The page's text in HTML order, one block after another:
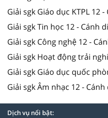
Giải sgk Giáo dục KTPL 12
Giải sgk Tin học 12 - Cánh
Giải sgk Công nghệ 12 -
Giải sgk Hoạt động trải
Giải sgk Giáo dục quốc
Giải sgk Âm nhạc 12 - Cánh
Dịch vụ nổi bật: